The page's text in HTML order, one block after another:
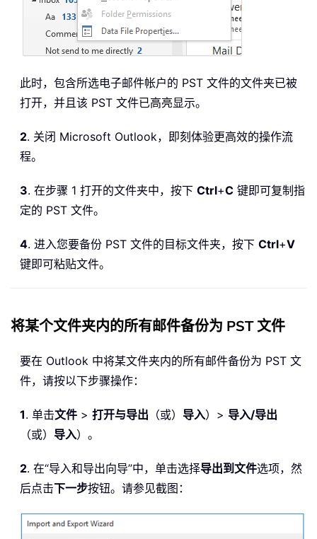
此时，包含所选电子邮件帐户的 PST 文件的文件夹已被
打开，并且该 PST 文件已高亮显示。
2. 关闭 Microsoft Outlook，即刻体验更高效的操作流
程。
3. 在步骤 1 打开的文件夹中，按下 Ctrl+C 键即可复制指
定的 PST 文件。
4. 进入您要备份 PST 文件的目标文件夹，按下 Ctrl+V
键即可粘贴文件。
将某个文件夹内的所有邮件备份为 PST 文件
要在 Outlook 中将某文件夹内的所有邮件备份为 PST 文
件，请按以下步骤操作：
1. 单击文件 > 打开与导出 （或） 导入）> 导入/导出
（或） 导入）。
2. 在“导入和导出向导”中，单击选择导出到文件选项，然
后点击下一步按钮。请参见截图：